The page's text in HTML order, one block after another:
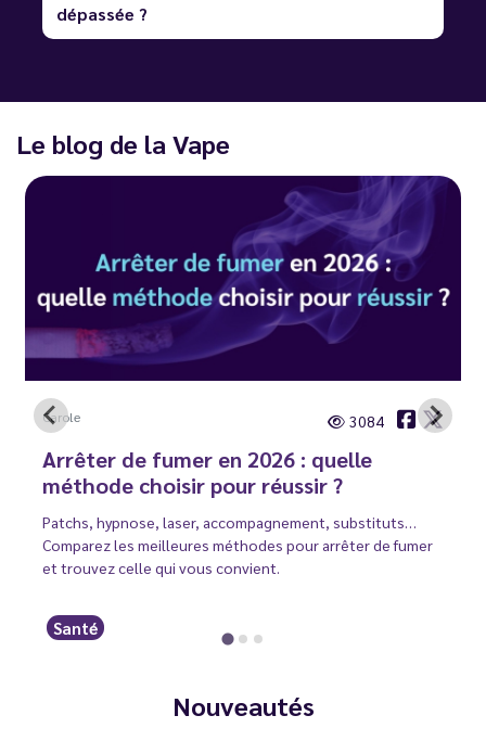
dépassée ?
Le blog de la Vape
Carole 3084
Arrêter de fumer en 2026 : quelle
méthode choisir pour réussir ?
Patchs, hypnose, laser, accompagnement, substituts…
Comparez les meilleures méthodes pour arrêter de fumer
et trouvez celle qui vous convient.
Santé
Nouveautés